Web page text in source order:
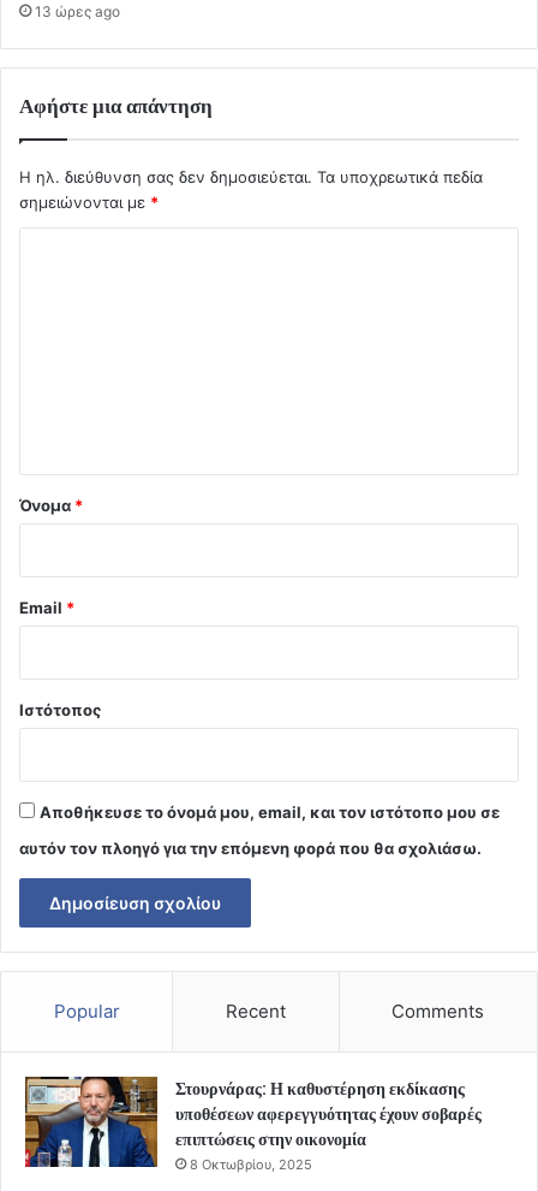
13 ώρες ago
Αφήστε μια απάντηση
Η ηλ. διεύθυνση σας δεν δημοσιεύεται. Τα υποχρεωτικά πεδία
σημειώνονται με *
Όνομα *
Email *
Ιστότοπος
Αποθήκευσε το όνομά μου, email, και τον ιστότοπο μου σε
αυτόν τον πλοηγό για την επόμενη φορά που θα σχολιάσω.
Popular Recent Comments
Στουρνάρας: Η καθυστέρηση εκδίκασης
υποθέσεων αφερεγγυότητας έχουν σοβαρές
επιπτώσεις στην οικονομία
8 Οκτωβρίου, 2025